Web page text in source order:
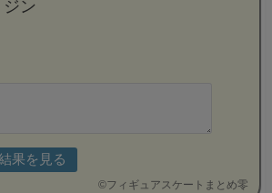
ン
©フィギュアスケートまとめ零